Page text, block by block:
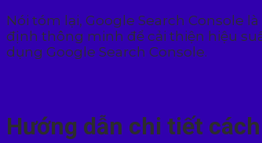
Nói tóm lại, Google Search Console
định thông minh để cải thiện hiệu
dụng Google Search Console.
Hướng dẫn chi tiết